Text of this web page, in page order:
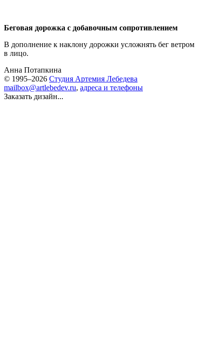
Беговая дорожка с добавочным сопротивлением
В дополнение к наклону дорожки усложнять бег ветром
в лицо.
Анна Потапкина
© 1995–2026 Студия Артемия Лебедева
mailbox@artlebedev.ru, адреса и телефоны
Заказать дизайн...